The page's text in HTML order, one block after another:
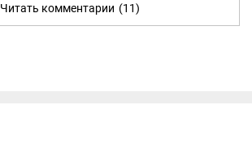
Читать комментарии (11)